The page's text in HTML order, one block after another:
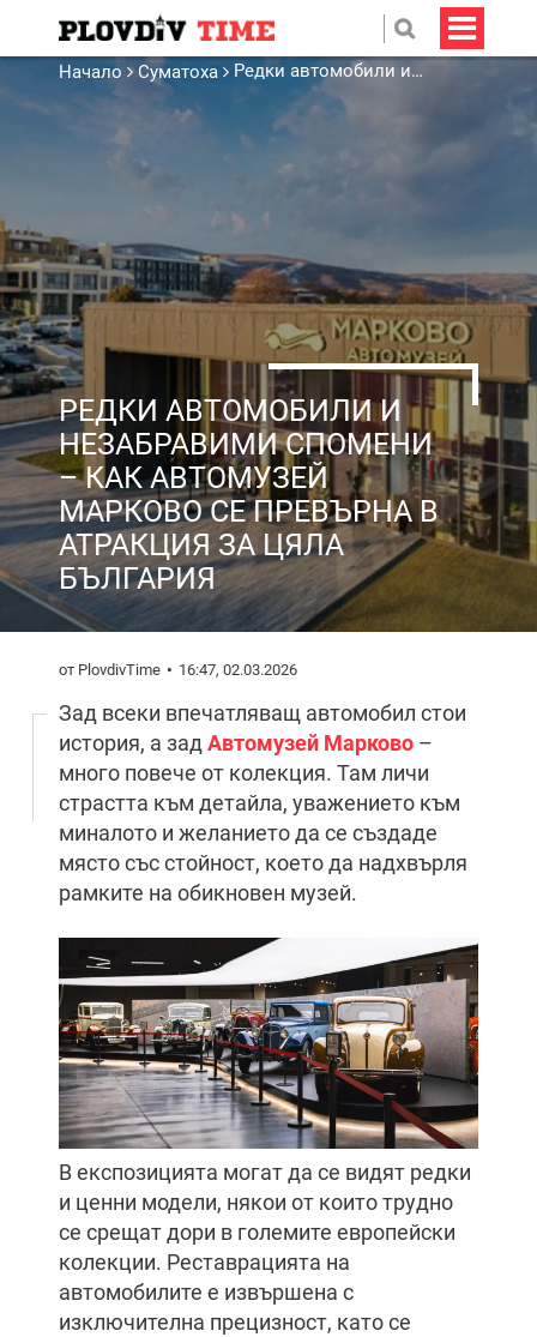
Начало Суматоха Редки автомобили и незабравими спомени – как Автомузей Марково се превърна в атракция за цяла България
РЕДКИ АВТОМОБИЛИ И
НЕЗАБРАВИМИ СПОМЕНИ
– КАК АВТОМУЗЕЙ
МАРКОВО СЕ ПРЕВЪРНА В
АТРАКЦИЯ ЗА ЦЯЛА
БЪЛГАРИЯ
от PlovdivTime 16:47, 02.03.2026
Зад всеки впечатляващ автомобил стои
история, а зад Автомузей Марково –
много повече от колекция. Там личи
страстта към детайла, уважението към
миналото и желанието да се създаде
място със стойност, което да надхвърля
рамките на обикновен музей.
В експозицията могат да се видят редки
и ценни модели, някои от които трудно
се срещат дори в големите европейски
колекции. Реставрацията на
автомобилите е извършена с
изключителна прецизност, като се